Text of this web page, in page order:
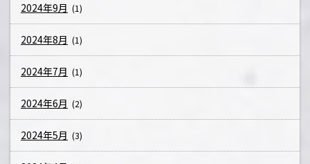
2024年9月 (1)
2024年8月 (1)
2024年7月 (1)
2024年6月 (2)
2024年5月 (3)